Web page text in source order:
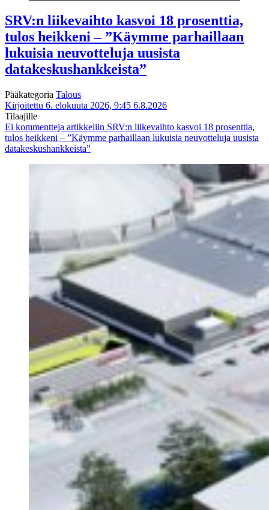
SRV:n liikevaihto kasvoi 18 prosenttia,
tulos heikkeni – ”Käymme parhaillaan
lukuisia neuvotteluja uusista
datakeskushankkeista”
Pääkategoria Talous
Kirjoitettu 6. elokuuta 2026, 9:45 6.8.2026
Tilaajille
Ei kommentteja artikkeliin SRV:n liikevaihto kasvoi 18 prosenttia,
tulos heikkeni – ”Käymme parhaillaan lukuisia neuvotteluja uusista
datakeskushankkeista”